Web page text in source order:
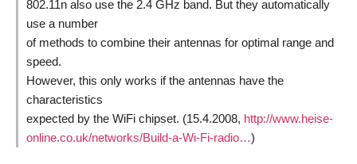
802.11n also use the 2.4 GHz band. But they automatically
use a number
of methods to combine their antennas for optimal range and
speed.
However, this only works if the antennas have the
characteristics
expected by the WiFi chipset. (15.4.2008, http://www.heise-
online.co.uk/networks/Build-a-Wi-Fi-radio…)